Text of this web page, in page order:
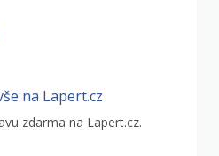
na Lapert.cz
zdarma na Lapert.cz.